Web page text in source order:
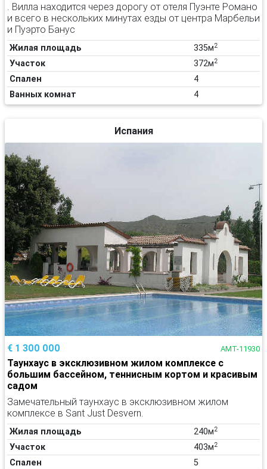
. Вилла находится через дорогу от отеля Пуэнте Романо
и всего в нескольких минутах езды от центра Марбельи
и Пуэрто Банус
Жилая площадь 335м2
Участок 372м2
Спален
4
Ванных комнат
4
Испания
€ 1 300 000 AMT-11930
Таунхаус в эксклюзивном жилом комплексе с
большим бассейном, теннисным кортом и красивым
садом
Замечательный таунхаус в эксклюзивном жилом
комплексе в Sant Just Desvern.
Жилая площадь 240м2
Участок 403м2
Спален
5